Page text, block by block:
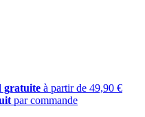
gratuite à partir de 49,90 €
par commande